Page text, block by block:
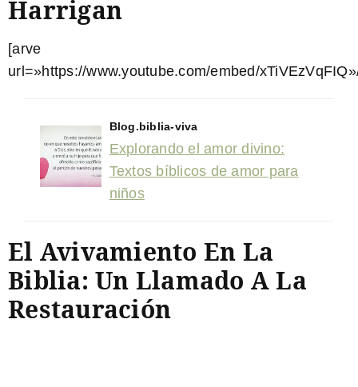
Harrigan
[arve
url=»https://www.youtube.com/embed/
Blog.biblia-viva
Explorando el amor divino:
Textos bíblicos de amor para
niños
El Avivamiento En La
Biblia: Un Llamado A La
Restauración